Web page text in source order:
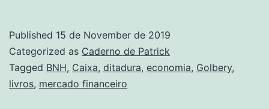
e
o
escândalo
Published 15 de November de 2019
Categorized as Caderno de Patrick
Tagged BNH, Caixa, ditadura, economia, Golbery,
livros, mercado financeiro